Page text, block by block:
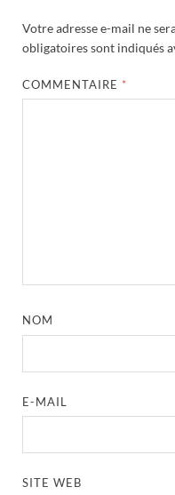
Votre adresse e-mail ne
obligatoires sont indiqués
COMMENTAIRE *
NOM
E-MAIL
SITE WEB